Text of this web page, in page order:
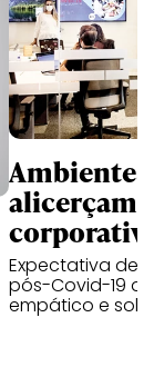
Ambientes
alicerçam
Expectativa de
pós-Covid-19
empático e